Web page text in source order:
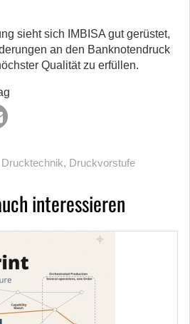
sieht sich IMBISA gut gerüstet,
an den Banknotendruck
Qualität zu erfüllen.
Drucktechnik, Druckvorstufe
interessieren